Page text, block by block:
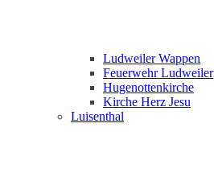
Ludweiler Wappen
Feuerwehr Ludweiler
Hugenottenkirche
Kirche Herz Jesu
Luisenthal